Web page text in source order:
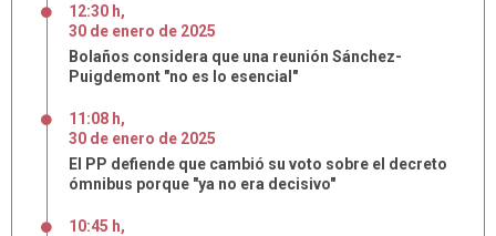
12:30 h,
30 de enero de 2025
Bolaños considera que una reunión Sánchez-
Puigdemont "no es lo esencial"
11:08 h,
30 de enero de 2025
El PP defiende que cambió su voto sobre el decreto
ómnibus porque "ya no era decisivo"
10:45 h,